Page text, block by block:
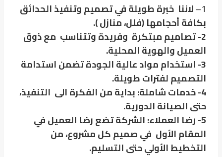
1
–لاننا خبرة طويلة في تصميم وتنفيذ الحدائق
بكافة أحجامها (فلل، منازل ).
2- تصاميم مبتكرة وفريدة وتتناسب مع ذوق
العميل والهوية المحلية.
3- استخدام مواد عالية الجودة تضمن استدامة
التصميم لفترات طويلة.
4- خدمات شاملة: بداية من الفكرة الى التنفيذ،
حتى الصيانة الدورية.
5- رضا العملاء: الشركة تضع رضا العميل في
المقام الأول في صميم كل مشروع، من
التخطيط الأولي حتى التسليم.